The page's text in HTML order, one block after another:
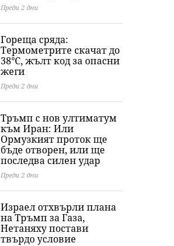
Преди 2 дни
Гореща сряда:
Термометрите скачат до
38°C, жълт код за опасни
жеги
Преди 2 дни
Тръмп с нов ултиматум
към Иран: Или
Ормузкият проток ще
бъде отворен, или ще
последва силен удар
Преди 2 дни
Израел отхвърли плана
на Тръмп за Газа,
Нетаняху постави
твърдо условие